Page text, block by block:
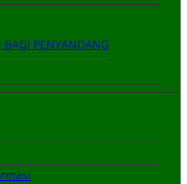
BAGI PENYANDANG